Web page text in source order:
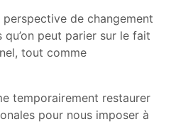
perspective de changement
peut parier sur le fait
tout comme
temporairement restaurer
pour nous imposer à